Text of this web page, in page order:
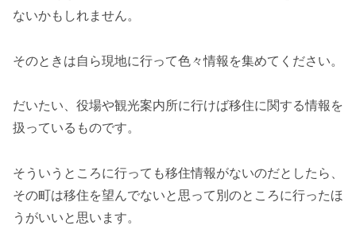
ないかもしれません。
そのときは自ら現地に行って色々情報を集めてください。
だいたい、役場や観光案内所に行けば移住に関する情報を
扱っているものです。
そういうところに行っても移住情報がないのだとしたら、
その町は移住を望んでないと思って別のところに行ったほ
うがいいと思います。